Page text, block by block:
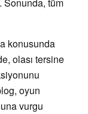
konusunda
olası tersine
oyun
vurgu